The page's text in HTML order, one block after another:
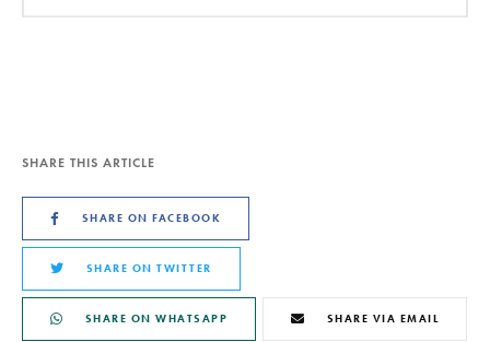
SHARE THIS ARTICLE
SHARE ON FACEBOOK
SHARE ON TWITTER
SHARE ON WHATSAPP SHARE VIA EMAIL